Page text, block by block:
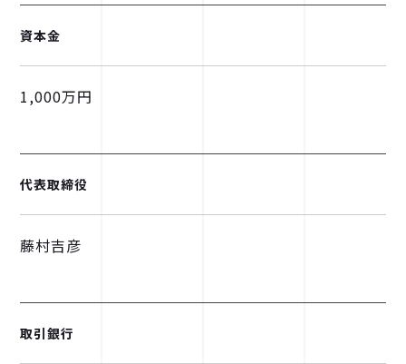
資本金
1,000万円
代表取締役
藤村吉彦
取引銀行